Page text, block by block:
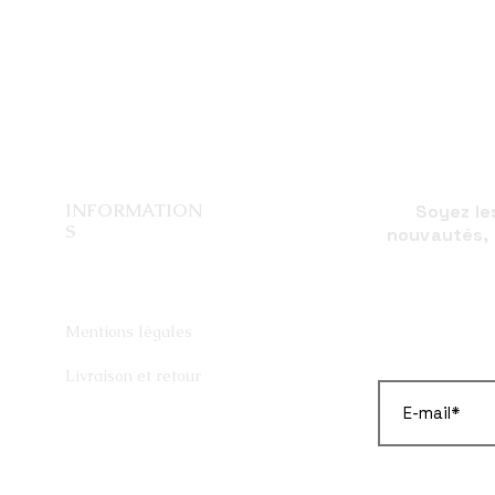
INFORMATION
S
Mentions légales
Livraison et retour
Soyez